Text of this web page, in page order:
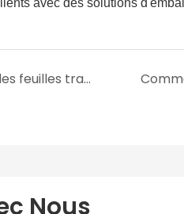
Conseils pour l&#39;entretien des feuilles transparentes en PVC
Nous